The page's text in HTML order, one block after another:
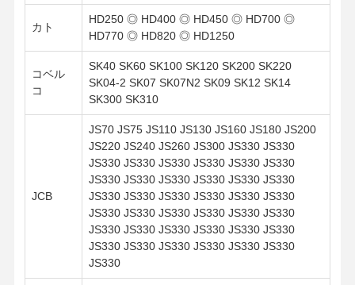
カト
HD250 ◎ HD400 ◎ HD450 ◎ HD700 ◎
HD770 ◎ HD820 ◎ HD1250
コベル
コ
SK40 SK60 SK100 SK120 SK200 SK220
SK04-2 SK07 SK07N2 SK09 SK12 SK14
SK300 SK310
JCB
JS70 JS75 JS110 JS130 JS160 JS180 JS200
JS220 JS240 JS260 JS300 JS330 JS330
JS330 JS330 JS330 JS330 JS330 JS330
JS330 JS330 JS330 JS330 JS330 JS330
JS330 JS330 JS330 JS330 JS330 JS330
JS330 JS330 JS330 JS330 JS330 JS330
JS330 JS330 JS330 JS330 JS330 JS330
JS330 JS330 JS330 JS330 JS330 JS330
JS330